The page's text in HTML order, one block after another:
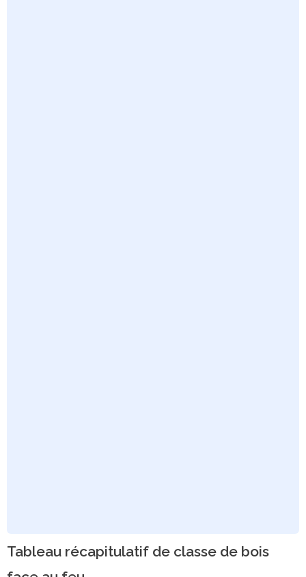
Tableau récapitulatif de classe de bois